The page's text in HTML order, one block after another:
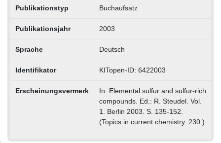
Publikationstyp Buchaufsatz
Publikationsjahr 2003
Sprache Deutsch
Identifikator KITopen-ID: 6422003
Erscheinungsvermerk
In: Elemental sulfur and sulfur-rich
compounds. Ed.: R. Steudel. Vol.
1. Berlin 2003. S. 135-152.
(Topics in current chemistry. 230.)